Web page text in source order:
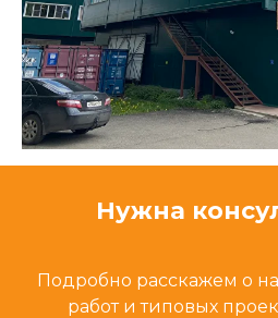
Нужна
Подробно расскажем о
работ и типовых